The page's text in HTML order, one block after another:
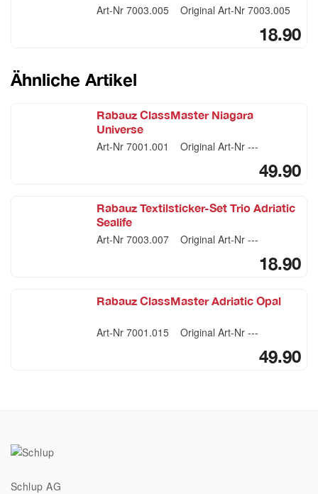
Art-Nr 7003.005 Original Art-Nr 7003.005
18.90
Ähnliche Artikel
Rabauz ClassMaster Niagara
Universe
Art-Nr 7001.001 Original Art-Nr ---
49.90
Rabauz Textilsticker-Set Trio Adriatic
Sealife
Art-Nr 7003.007 Original Art-Nr ---
18.90
Rabauz ClassMaster Adriatic Opal
Art-Nr 7001.015 Original Art-Nr ---
49.90
Schlup AG